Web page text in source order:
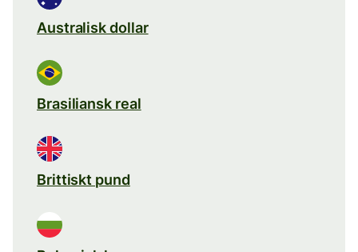
Australisk dollar
Brasiliansk real
Brittiskt pund